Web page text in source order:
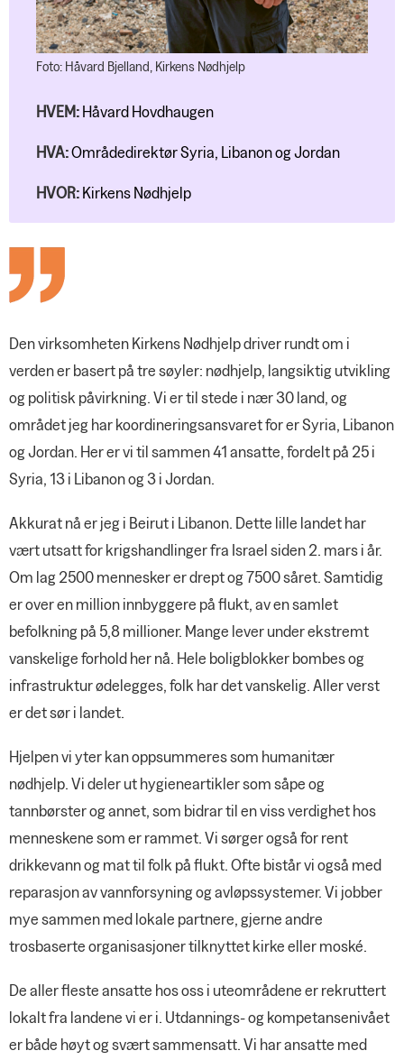
Foto: Håvard Bjelland, Kirkens Nødhjelp
HVEM:Håvard Hovdhaugen
HVA:Områdedirektør Syria, Libanon og Jordan
HVOR:Kirkens Nødhjelp
Den virksomheten Kirkens Nødhjelp driver rundt om i
verden er basert på tre søyler: nødhjelp, langsiktig utvikling
og politisk påvirkning. Vi er til stede i nær 30 land, og
området jeg har koordineringsansvaret for er Syria, Libanon
og Jordan. Her er vi til sammen 41 ansatte, fordelt på 25 i
Syria, 13 i Libanon og 3 i Jordan.
Akkurat nå er jeg i Beirut i Libanon. Dette lille landet har
vært utsatt for krigshandlinger fra Israel siden 2. mars i år.
Om lag 2500 mennesker er drept og 7500 såret. Samtidig
er over en million innbyggere på flukt, av en samlet
befolkning på 5,8 millioner. Mange lever under ekstremt
vanskelige forhold her nå. Hele boligblokker bombes og
infrastruktur ødelegges, folk har det vanskelig. Aller verst
er det sør i landet.
Hjelpen vi yter kan oppsummeres som humanitær
nødhjelp. Vi deler ut hygieneartikler som såpe og
tannbørster og annet, som bidrar til en viss verdighet hos
menneskene som er rammet. Vi sørger også for rent
drikkevann og mat til folk på flukt. Ofte bistår vi også med
reparasjon av vannforsyning og avløpssystemer. Vi jobber
mye sammen med lokale partnere, gjerne andre
trosbaserte organisasjoner tilknyttet kirke eller moské.
De aller fleste ansatte hos oss i uteområdene er rekruttert
lokalt fra landene vi er i. Utdannings- og kompetansenivået
er både høyt og svært sammensatt. Vi har ansatte med